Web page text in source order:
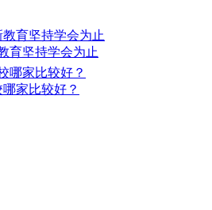
育坚持学会为止
家比较好？